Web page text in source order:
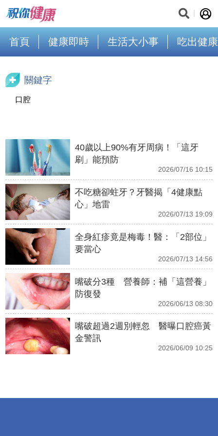
首頁 健康即時 生活大小事 吃出健康
關鍵字
口腔
40歲以上90%有牙周病！「這牙
刷」能預防
2026/07/16 10:15
不吃糖卻蛀牙？牙醫揭「4健康點
心」地雷
2026/07/13 19:09
全身紅疹竟是梅毒！醫：「2部位」
要當心
2026/07/13 14:56
嘴破分3種 營養師：補「這營養」
防復發
2026/06/13 08:30
嘴破超過2週別輕忽 醫曝口腔癌黃
金警訊
2026/06/09 10:25